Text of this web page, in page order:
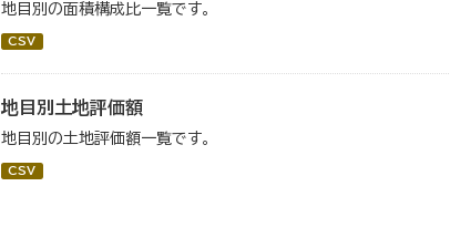
地目別の面積構成比一覧です。
CSV
地目別土地評価額
地目別の土地評価額一覧です。
CSV